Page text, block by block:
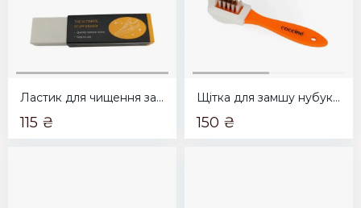
Ластик для чищення замші та нубуку
115 ₴
Щітка для замшу нубуку потрійна Coccine 621/6
150 ₴